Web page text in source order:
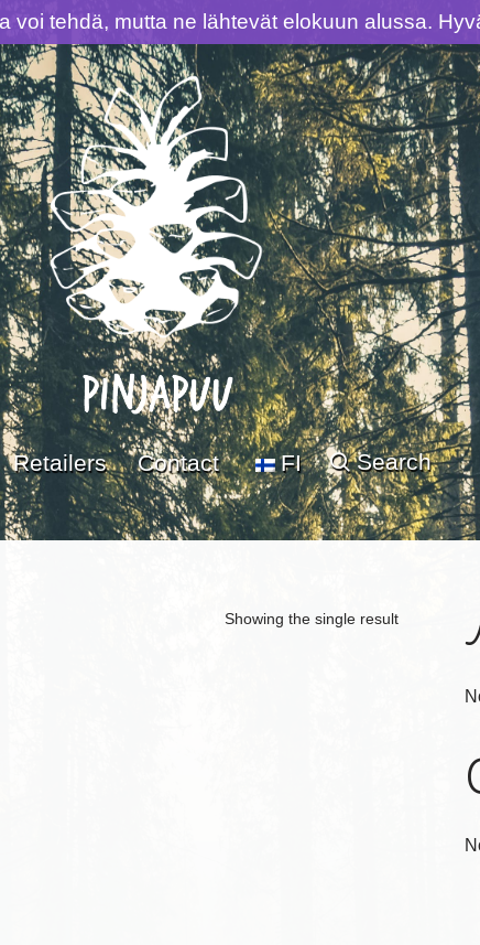
voi tehdä, mutta ne lähtevät elokuun alussa.
Retailers Contact FI Search
Showing the single result